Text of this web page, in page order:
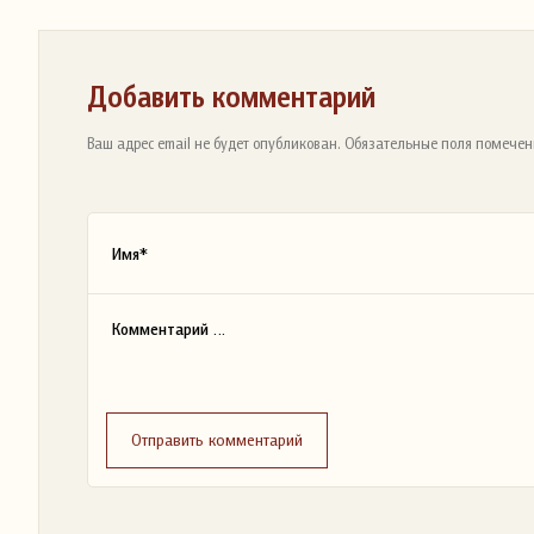
Добавить комментарий
Ваш адрес email не будет опубликован. Обязательные поля
Отправить комментарий